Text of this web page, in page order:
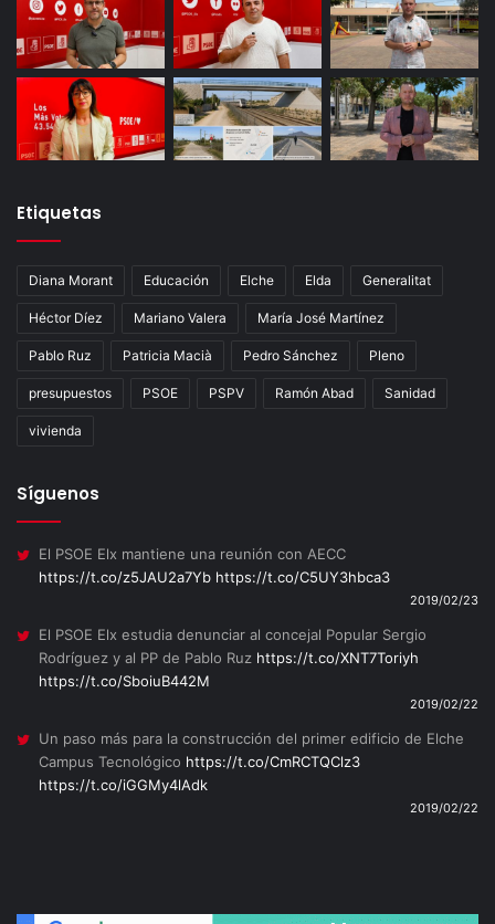
Etiquetas
Diana Morant Educación Elche Elda Generalitat
Héctor Díez Mariano Valera María José Martínez
Pablo Ruz Patricia Macià Pedro Sánchez Pleno
presupuestos PSOE PSPV Ramón Abad Sanidad
vivienda
Síguenos
El PSOE Elx mantiene una reunión con AECC
https://t.co/z5JAU2a7Yb https://t.co/C5UY3hbca3
2019/02/23
El PSOE Elx estudia denunciar al concejal Popular Sergio
Rodríguez y al PP de Pablo Ruz https://t.co/XNT7Toriyh
https://t.co/SboiuB442M
2019/02/22
Un paso más para la construcción del primer edificio de Elche
Campus Tecnológico https://t.co/CmRCTQClz3
https://t.co/iGGMy4lAdk
2019/02/22